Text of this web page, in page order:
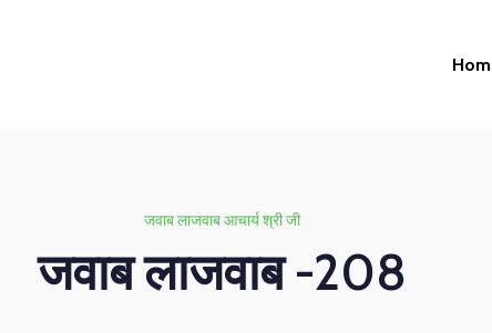
जवाब लाजवाब आचार्य श्री जी
जवाब लाजवाब -208